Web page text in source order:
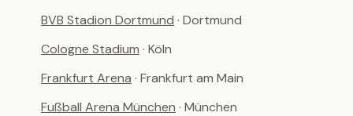
BVB Stadion Dortmund · Dortmund
Cologne Stadium · Köln
Frankfurt Arena · Frankfurt am Main
Fußball Arena München · München